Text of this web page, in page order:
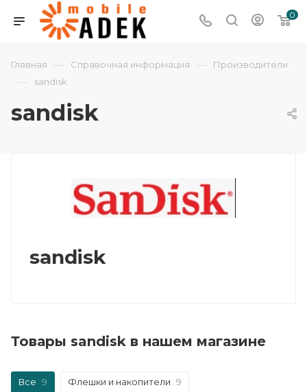
0
Главная — Справочная информация — Производители
— sandisk
sandisk
sandisk
Товары sandisk в нашем магазине
Все 9 Флешки и накопители 9